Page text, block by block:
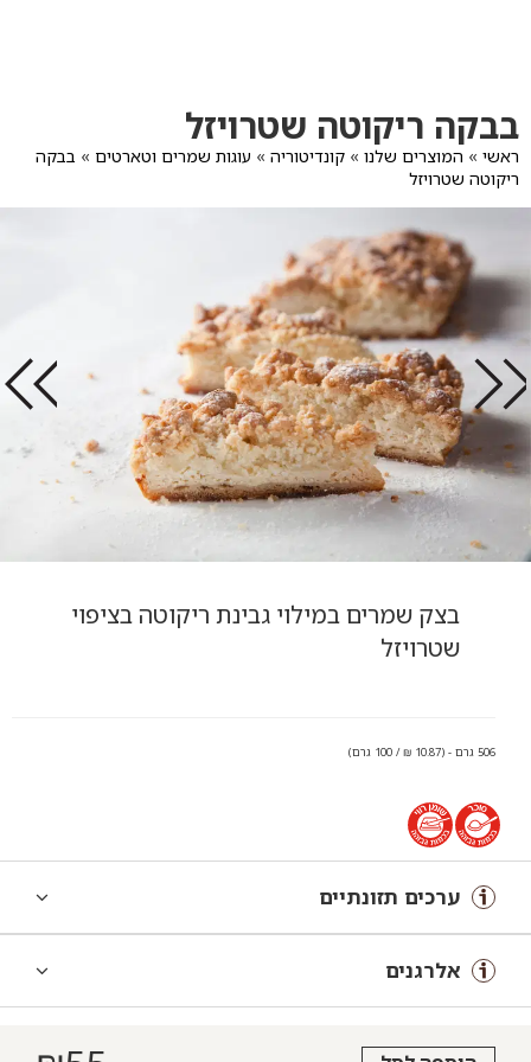
לתפריט
הקטגוריות
לפרטי
המוצר
בבקה ריקוטה שטרויזל
ראשי » המוצרים שלנו » קונדיטוריה » עוגות שמרים וטארטים » בבקה
ריקוטה שטרויזל
בצק שמרים במילוי גבינת ריקוטה בציפוי
שטרויזל
506 גרם - (10.87 ₪ / 100 גרם)
ערכים תזונתיים
אלרגנים